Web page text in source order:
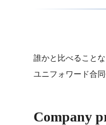
誰かと比べること
ユニフォワード合同
Company